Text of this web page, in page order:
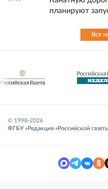
планируют
Все
© 1998-2026
ФГБУ «Редакция «Российской